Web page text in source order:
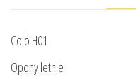
Colo H01
Opony letnie